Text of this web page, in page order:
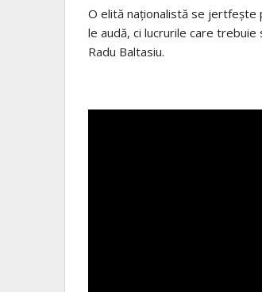
O elită naționalistă se jertfește
le audă, ci lucrurile care
Radu Baltasiu.